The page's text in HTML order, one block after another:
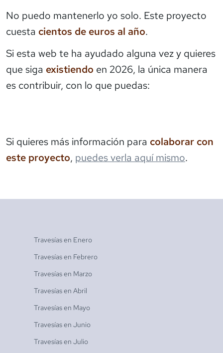
No puedo mantenerlo yo solo. Este proyecto
cuesta cientos de euros al año.
Si esta web te ha ayudado alguna vez y quieres
que siga existiendo en 2026, la única manera
es contribuir, con lo que puedas:
Si quieres más información para colaborar con
este proyecto, puedes verla aquí mismo.
Travesías en Enero
Travesías en Febrero
Travesías en Marzo
Travesías en Abril
Travesías en Mayo
Travesías en Junio
Travesías en Julio